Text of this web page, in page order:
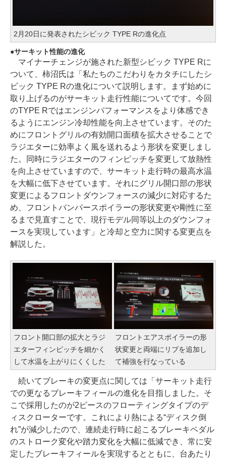
2月20日に発表されたシビック TYPE Rの進化点
サーキット性能の進化
マイナーチェンジが施された新型シビック TYPE Rに
ついて、柿沼氏は「私たちのこだわりをカタチにしたシ
ビック TYPE Rの進化について説明します。まず始めに
取り上げるのがサーキット走行性能についてです。今回
のTYPE Rではエンジンパフォーマンスをより体感でき
るようにエンジン冷却性能を向上させています。そのた
めにフロントグリルの有効開口面積を拡大させることで
ラジエターに効率よく風を送れるよう形状を変更しまし
た。同時にラジエターのフィンピッチを変更して放熱性
を向上させていますので、サーキット走行時の最高水温
を大幅に低下させています。それにグリル開口部の形状
変更によるフロントダウンフォースの減少に対応するた
め、フロントバンパースポイラーの形状変更や剛性に至
るまで見直すことで、現行モデル同等以上のダウンフォ
ースを実現しています」と冷却と空力に関する変更点を
解説した。
フロント開口部の拡大とラジ
エターフィンピッチを細かく
して水温を上がりにくくした
フロントエアスポイラーの形
状変更と両端にリブを追加し
て補強を行なっている
続いてブレーキの変更点に関しては「サーキット走行
での更なるブレーキフィールの進化を目指しました。そ
こで採用したのが2ピースのフローティングタイプのデ
ィスクローターです。これにより熱による“ディスク倒
れ”が減少したので、連続走行時に起こるブレーキペダル
のストローク変化や踏力変化を大幅に低減でき、常に安
定したブレーキフィールを実現するとともに、台あたり